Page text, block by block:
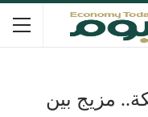
مزيج بين